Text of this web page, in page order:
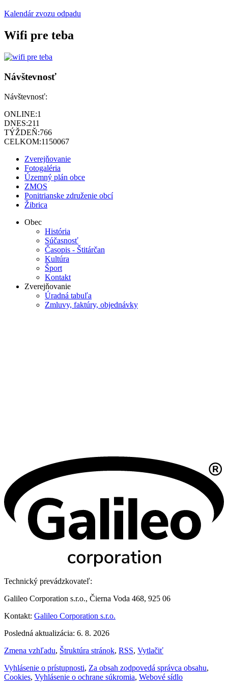
Kalendár zvozu odpadu
Wifi pre teba
Návštevnosť
Návštevnosť:
ONLINE:1
DNES:211
TÝŽDEŇ:766
CELKOM:1150067
Zverejňovanie
Fotogaléria
Územný plán obce
ZMOS
Ponitrianske združenie obcí
Žibrica
Obec
História
Súčasnosť
Časopis - Štitárčan
Kultúra
Šport
Kontakt
Zverejňovanie
Úradná tabuľa
Zmluvy, faktúry, objednávky
Technický prevádzkovateľ:
Galileo Corporation s.r.o., Čierna Voda 468, 925 06
Kontakt: Galileo Corporation s.r.o.
Posledná aktualizácia: 6. 8. 2026
Zmena vzhľadu, Štruktúra stránok, RSS, Vytlačiť
Vyhlásenie o prístupnosti, Za obsah zodpovedá správca obsahu,
Cookies, Vyhlásenie o ochrane súkromia, Webové sídlo